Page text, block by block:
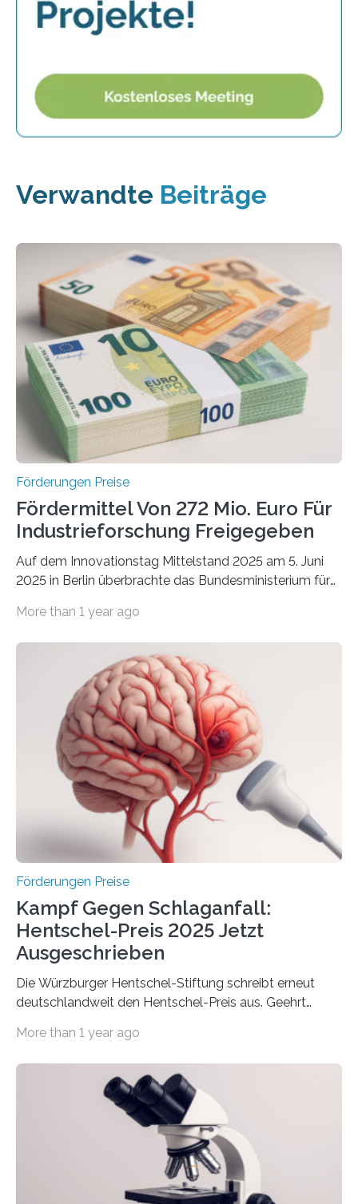
Verwandte Beiträge
Förderungen Preise
Fördermittel Von 272 Mio. Euro Für
Industrieforschung Freigegeben
Auf dem Innovationstag Mittelstand 2025 am 5. Juni
2025 in Berlin überbrachte das Bundesministerium für
Überplanmäßige Verpflichtungsermächtigungen in
Woche vom Haushaltsausschuss freigegeben – unter
anderem zur Unterstützung der
Industrieforschungsprogramme Industrielle
Gemeinschaftsforschung (IGF), Zentrales
Innovationsprogramm Mittelstand (ZIM) und
Innovationskompetenz INNO-KOM. Auf dem
Innovationstag Mittelstand 2025 am 5. Juni 2025 in
Berlin überbrachte das Bundesministerium für
Wirtschaft und Energie eine gute Nachricht:
Überplanmäßige Verpflichtungsermächtigungen in
More than 1 year ago
Förderungen Preise
Kampf Gegen Schlaganfall:
Hentschel-Preis 2025 Jetzt
Ausgeschrieben
Die Würzburger Hentschel-Stiftung schreibt erneut
deutschlandweit den Hentschel-Preis aus. Geehrt
hochrangige wissenschaftliche Publikation zum Thema
Schlaganfall“ mit Sitz in Würzburg fördert die
Schlaganfallforschung, um die Behandlung der
Betroffenen zu verbessern. Dazu schreibt sie auch in
diesem Jahr wieder deutschlandweit den Hentschel-
Preis aus. Er richtet sich gezielt an jüngere
Forscherinnen und Forscher unter 40 Jahren. Geehrt
werden soll eine herausragende Doktorarbeit oder eine
More than 1 year ago